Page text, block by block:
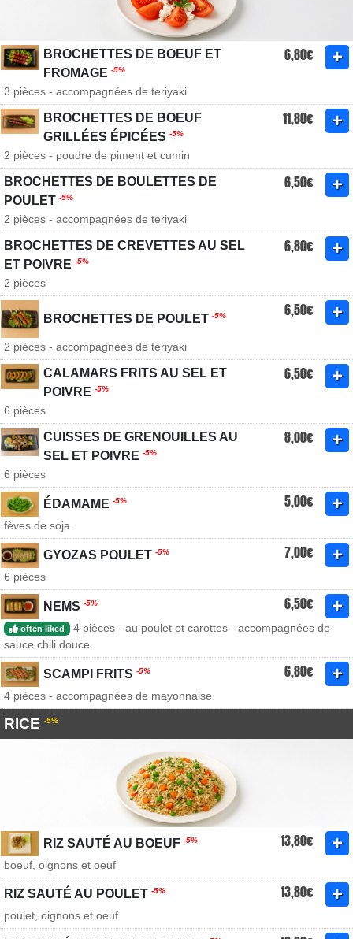
BROCHETTES DE BOEUF ET
FROMAGE -5%
6,80€
3 pièces - accompagnées de teriyaki
BROCHETTES DE BOEUF
GRILLÉES ÉPICÉES -5%
11,80€
2 pièces - poudre de piment et cumin
BROCHETTES DE BOULETTES DE
POULET -5%
6,50€
2 pièces - accompagnées de teriyaki
BROCHETTES DE CREVETTES AU SEL
ET POIVRE -5%
6,80€
2 pièces
BROCHETTES DE POULET -5% 6,50€
2 pièces - accompagnées de teriyaki
CALAMARS FRITS AU SEL ET
POIVRE -5%
6,50€
6 pièces
CUISSES DE GRENOUILLES AU
SEL ET POIVRE -5%
8,00€
6 pièces
ÉDAMAME -5% 5,00€
fèves de soja
GYOZAS POULET -5% 7,00€
6 pièces
NEMS -5% 6,50€
often liked
4 pièces - au poulet et carottes - accompagnées de
sauce chili douce
SCAMPI FRITS -5% 6,80€
4 pièces - accompagnées de mayonnaise
RICE -5%
RIZ SAUTÉ AU BOEUF -5% 13,80€
boeuf, oignons et oeuf
RIZ SAUTÉ AU POULET -5% 13,80€
poulet, oignons et oeuf